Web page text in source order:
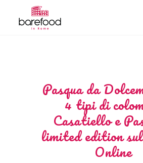
Pasqua da
4 tipi di
Casatiello e
limited edition
Online